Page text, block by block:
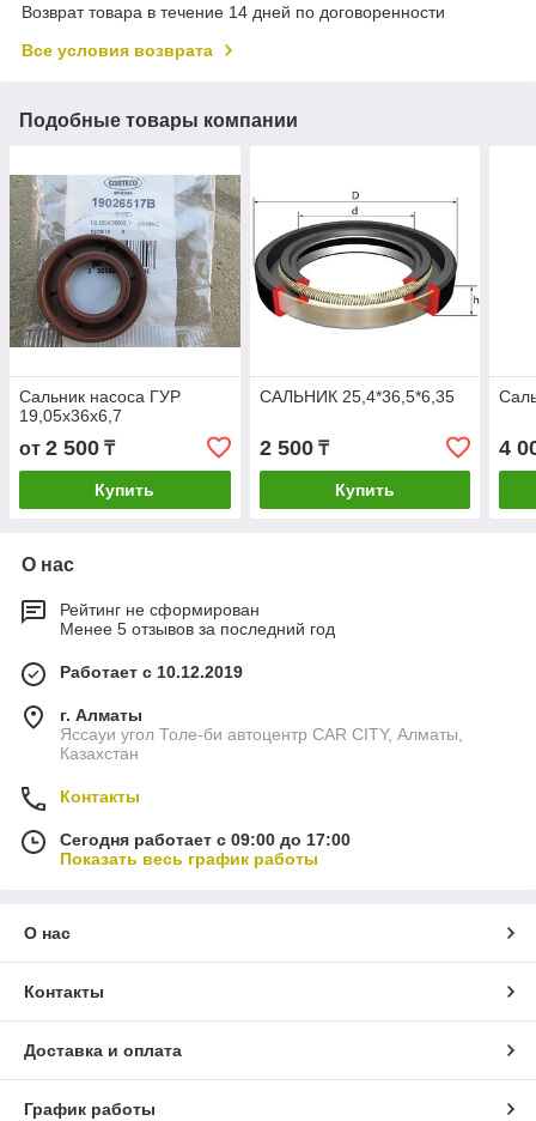
Возврат товара в течение 14 дней по договоренности
Все условия возврата
Подобные товары компании
Сальник насоса ГУР
19,05x36x6,7
от 2 500 ₸
Купить
САЛЬНИК 25,4*36,5*6,35
2 500₸
Купить
4
О нас
Рейтинг не сформирован
Менее 5 отзывов за последний год
Работает с 10.12.2019
г. Алматы
Яссауи угол Толе-би автоцентр CAR CITY, Алматы,
Казахстан
Контакты
Сегодня работает с 09:00 до 17:00
Показать весь график работы
О нас
Контакты
Доставка и оплата
График работы